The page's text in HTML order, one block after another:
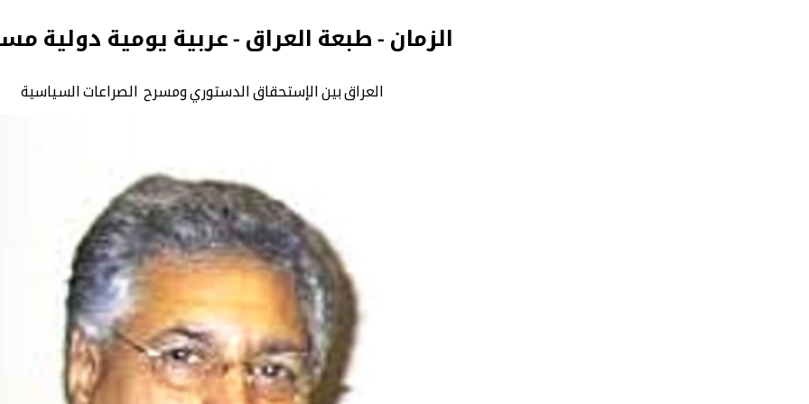
الزمان - طبعة العراق - عربية يومية دولية
العراق بين الإستحقاق الدستوري ومسرح الصراعات السياسية